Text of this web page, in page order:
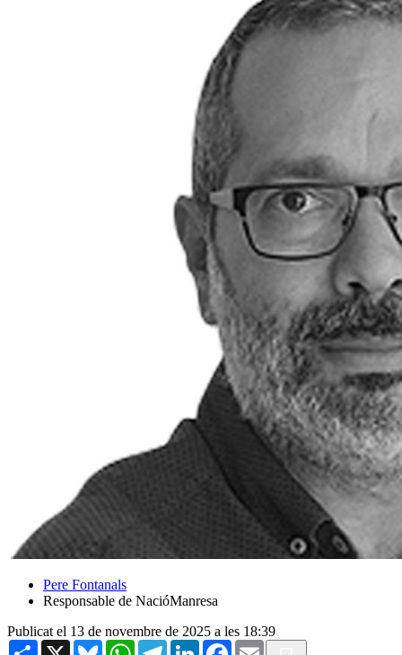
Pere Fontanals
Responsable de NacióManresa
Publicat el 13 de novembre de 2025 a les 18:39
Share X BlueskyWhatsAppTelegramLinkedInFacebook
Email